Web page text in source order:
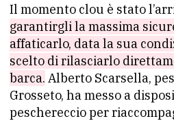
Il momento clou è stato
garantirgli la massima
affaticarlo, data la sua
scelto di rilasciarlo
barca. Alberto Scarsella,
Grosseto, ha messo a
peschereccio per